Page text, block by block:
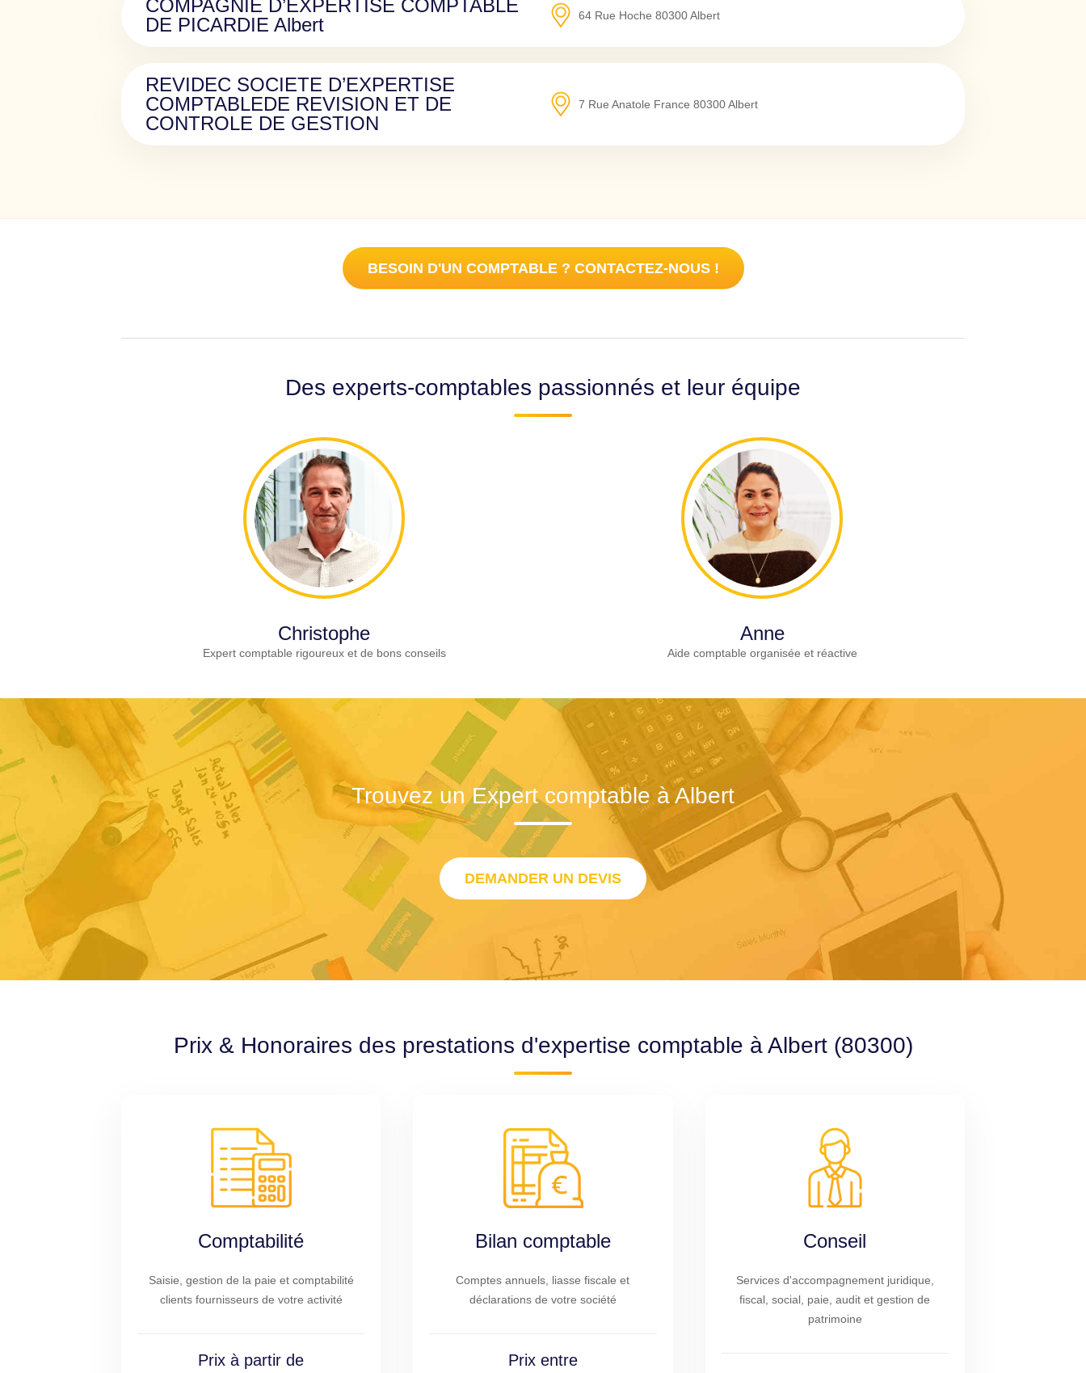
COMPAGNIE D’EXPERTISE COMPTABLE
DE PICARDIE Albert
64 Rue Hoche 80300Albert
REVIDEC SOCIETE D’EXPERTISE
COMPTABLEDE REVISION ET DE
CONTROLE DE GESTION
7 Rue Anatole France 80300Albert
BESOIN D'UN COMPTABLE ? CONTACTEZ-NOUS !
Des experts-comptables passionnés et leur équipe
Christophe
Expert comptable rigoureux et de bons conseils
Anne
Aide comptable organisée et réactive
Trouvez un Expert comptable à Albert
DEMANDER UN DEVIS
Prix & Honoraires des prestations d'expertise comptable à Albert (80300)
Comptabilité
Saisie, gestion de la paie et comptabilité
clients fournisseurs de votre activité
Prix à partir de
Bilan comptable
Comptes annuels, liasse fiscale et
déclarations de votre société
Prix entre
Conseil
Services d'accompagnement juridique,
fiscal, social, paie, audit et gestion de
patrimoine